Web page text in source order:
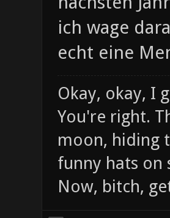
ich wage
echt eine
Okay, okay, I
You're right.
moon, hiding
funny hats on
Now, bitch,